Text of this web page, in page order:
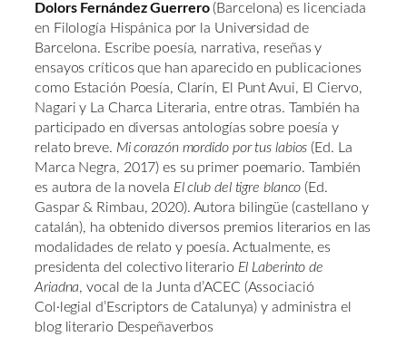
Dolors Fernández Guerrero(Barcelona) es licenciada
en Filología Hispánica por la Universidad de
Barcelona. Escribe poesía, narrativa, reseñas y
ensayos críticos que han aparecido en publicaciones
como Estación Poesía, Clarín, El Punt Avui, El Ciervo,
Nagari y La Charca Literaria, entre otras. También ha
participado en diversas antologías sobre poesía y
relato breve. Mi corazón mordido por tus labios (Ed. La
Marca Negra, 2017) es su primer poemario. También
es autora de la novela El club del tigre blanco (Ed.
Gaspar & Rimbau, 2020). Autora bilingüe (castellano y
catalán), ha obtenido diversos premios literarios en las
modalidades de relato y poesía. Actualmente, es
presidenta del colectivo literario El Laberinto de
Ariadna, vocal de la Junta d’ACEC (Associació
Col·legial d’Escriptors de Catalunya) y administra el
blog literario Despeñaverbos